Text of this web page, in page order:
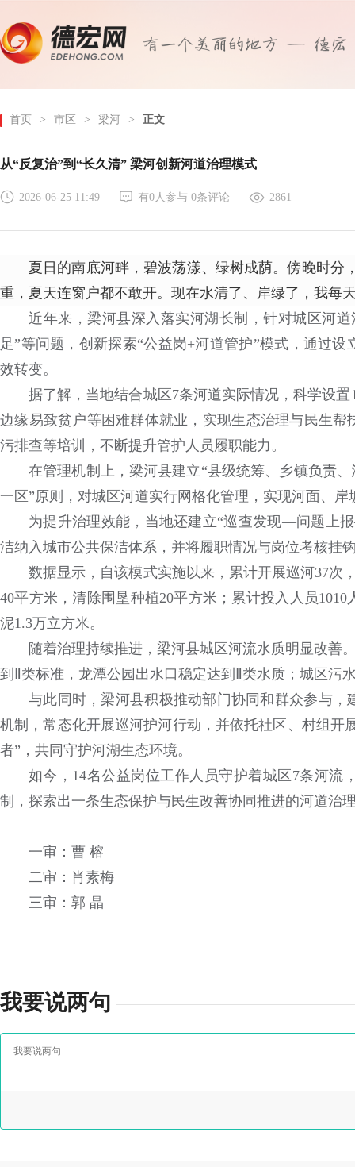
首页 > 市区 > 梁河 > 正文
从“反复治”到“长久清” 梁河创新河道治理模式
2026-06-25 11:49 有0人参与 0条评论 2861
夏日的南底河畔，碧波荡漾、绿树成荫。傍晚时分
重，夏天连窗户都不敢开。现在水清了、岸绿了，我每
近年来，梁河县深入落实河湖长制，针对城区河
足”等问题，创新探索“公益岗+河道管护”模式，通过
效转变。
据了解，当地结合城区7条河道实际情况，科学设
边缘易致贫户等困难群体就业，实现生态治理与民生
污排查等培训，不断提升管护人员履职能力。
在管理机制上，梁河县建立“县级统筹、乡镇负责
一区”原则，对城区河道实行网格化管理，实现河面、
为提升治理效能，当地还建立“巡查发现—问题上
洁纳入城市公共保洁体系，并将履职情况与岗位考核挂
数据显示，自该模式实施以来，累计开展巡河37次
40平方米，清除围垦种植20平方米；累计投入人员
泥1.3万立方米。
随着治理持续推进，梁河县城区河流水质明显改善
到Ⅱ类标准，龙潭公园出水口稳定达到Ⅱ类水质；城区污
与此同时，梁河县积极推动部门协同和群众参与
机制，常态化开展巡河护河行动，并依托社区、村组开
者”，共同守护河湖生态环境。
如今，14名公益岗位工作人员守护着城区7条河流
制，探索出一条生态保护与民生改善协同推进的河道治
一审：曹 榕
二审：肖素梅
三审：郭 晶
我要说两句